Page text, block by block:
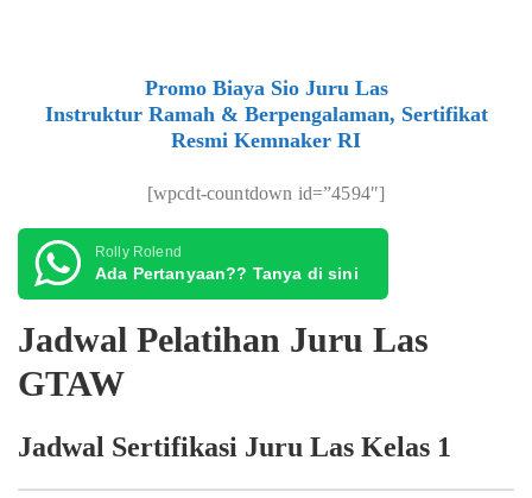
Promo Biaya Sio Juru Las
Instruktur Ramah & Berpengalaman, Sertifikat
Resmi Kemnaker RI
[wpcdt-countdown id=”4594″]
Rolly Rolend
Ada Pertanyaan?? Tanya di sini
Jadwal Pelatihan Juru Las
GTAW
Jadwal Sertifikasi Juru Las Kelas 1